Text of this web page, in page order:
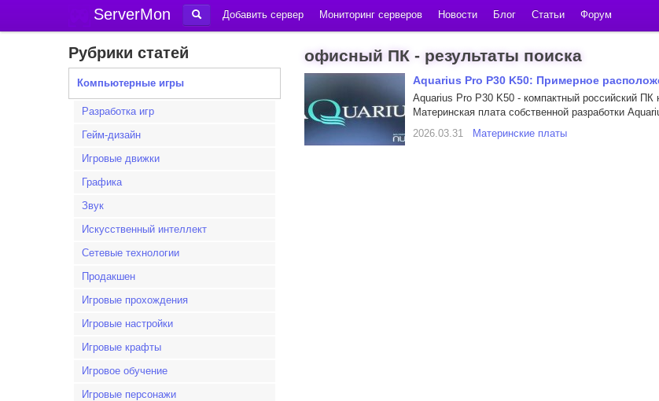
ServerMon Добавить сервер Мониторинг серверов Новости Блог Статьи Форум
Рубрики статей
Компьютерные игры
Разработка игр
Гейм-дизайн
Игровые движки
Графика
Звук
Искусственный интеллект
Сетевые технологии
Продакшен
Игровые прохождения
Игровые настройки
Игровые крафты
Игровое обучение
Игровые персонажи
офисный ПК - результаты поиска
Aquarius Pro P30 K50: Примерное
Aquarius Pro P30 K50 - компактный российский
Материнская плата собственной разработки
2026.03.31
Материнские платы